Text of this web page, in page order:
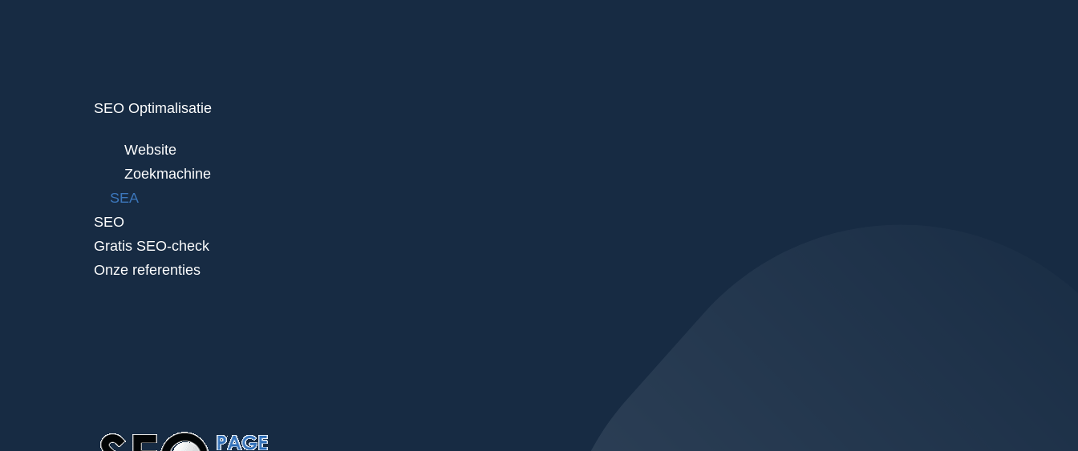
SEO Optimalisatie
Website
Zoekmachine
SEA
SEO
Gratis SEO-check
Onze referenties